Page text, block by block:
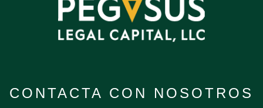
CONTACTA CON NOSOTROS